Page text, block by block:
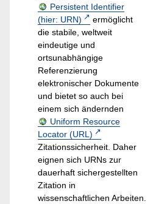
Persistent Identifier
(hier: URN)
ermöglicht
die stabile, weltweit
eindeutige und
ortsunabhängige
Referenzierung
elektronischer Dokumente
und bietet so auch bei
einem sich ändernden
Uniform Resource
Locator (URL)
Zitationssicherheit. Daher
eignen sich URNs zur
dauerhaft sichergestellten
Zitation in
wissenschaftlichen Arbeiten.